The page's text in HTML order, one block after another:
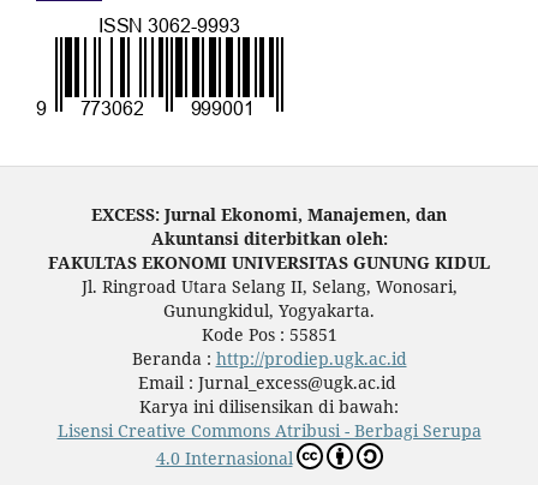
EXCESS: Jurnal Ekonomi, Manajemen, dan
Akuntansi diterbitkan oleh:
FAKULTAS EKONOMI UNIVERSITAS GUNUNG KIDUL
Jl. Ringroad Utara Selang II, Selang, Wonosari,
Gunungkidul, Yogyakarta.
Kode Pos : 55851
Beranda : http://prodiep.ugk.ac.id
Email : Jurnal_excess@ugk.ac.id
Karya ini dilisensikan di bawah:
Lisensi Creative Commons Atribusi - Berbagi Serupa
4.0 Internasional